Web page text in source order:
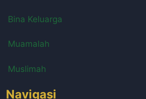
Bina Keluarga
Muamalah
Muslimah
Navigasi